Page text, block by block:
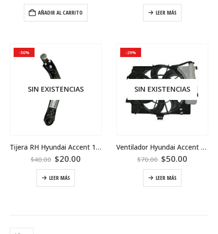
AÑADIR AL CARRITO LEER MÁS
-50%
SIN EXISTENCIAS
Tijera RH Hyundai Accent 12-17
$40.00 $20.00
LEER MÁS
-29%
SIN EXISTENCIAS
Ventilador Hyundai Accent 2016
$70.00 $50.00
LEER MÁS